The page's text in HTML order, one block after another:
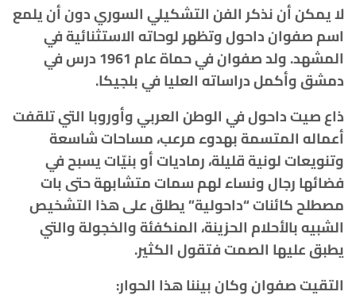
لا يمكن أن نذكر الفن التشكيلي السوري دون أن يلمع
اسم صفوان داحول وتظهر لوحاته الاستثنائية في
المشهد. ولد صفوان في حماة عام 1961 درس في
دمشق وأكمل دراساته العليا في بلجيكا.
ذاع صيت داحول في الوطن العربي وأوروبا التي تلقفت
أعماله المتسمة بهدوء مرعب، مساحات شاسعة
وتنويعات لونية قليلة، رماديات أو بنيّات يسبح في
فضائها رجال ونساء لهم سمات متشابهة حتى بات
مصطلح كائنات “داحولية” يطلق على هذا التشخيص
الشبيه بالأحلام الحزينة، المنكفئة والخجولة والتي
يطبق عليها الصمت فتقول الكثير.
التقيت صفوان وكان بيننا هذا الحوار: